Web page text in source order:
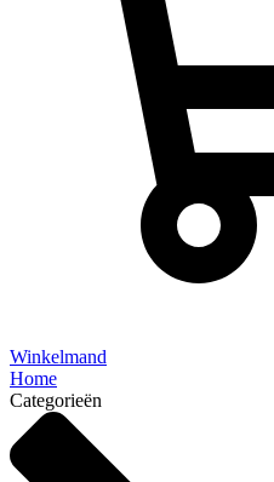
Winkelmand
Home
Categorieën